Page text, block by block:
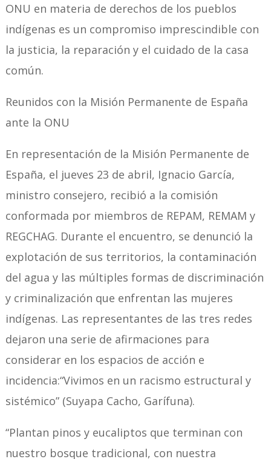
ONU en materia de derechos de los pueblos
indígenas es un compromiso imprescindible con
la justicia, la reparación y el cuidado de la casa
común.
Reunidos con la Misión Permanente de España
ante la ONU
En representación de la Misión Permanente de
España, el jueves 23 de abril, Ignacio García,
ministro consejero, recibió a la comisión
conformada por miembros de REPAM, REMAM y
REGCHAG. Durante el encuentro, se denunció la
explotación de sus territorios, la contaminación
del agua y las múltiples formas de discriminación
y criminalización que enfrentan las mujeres
indígenas. Las representantes de las tres redes
dejaron una serie de afirmaciones para
considerar en los espacios de acción e
incidencia:“Vivimos en un racismo estructural y
sistémico” (Suyapa Cacho, Garífuna).
“Plantan pinos y eucaliptos que terminan con
nuestro bosque tradicional, con nuestra